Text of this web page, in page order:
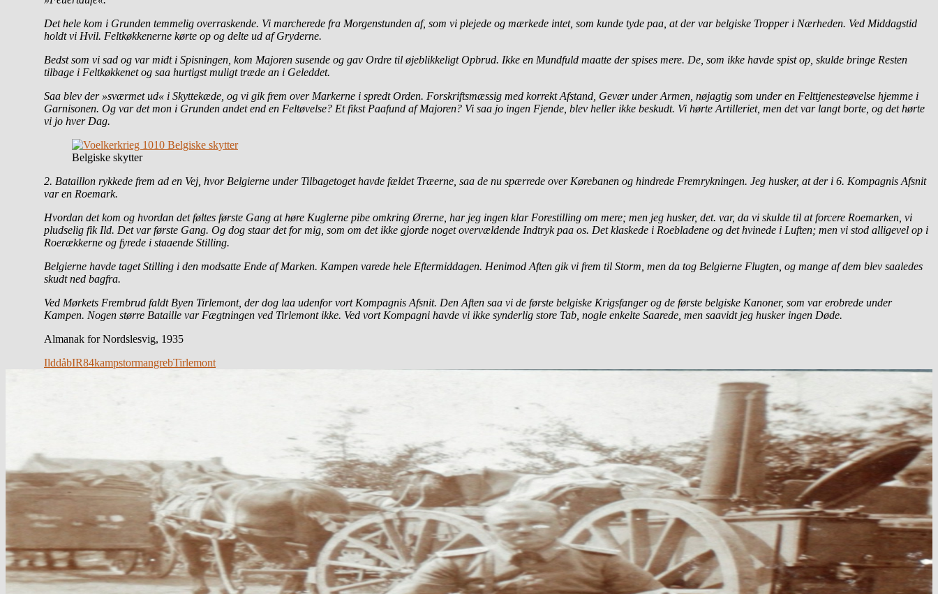
Det hele kom i Grunden temmelig overraskende. Vi marcherede fra Morgenstunden af, som vi plejede og mærkede intet, som kunde tyde paa, at der var belgiske Tropper i Nærheden. Ved Middagstid
holdt vi Hvil. Feltkøkkenerne kørte op og delte ud af Gryderne.
Bedst som vi sad og var midt i Spisningen, kom Majoren susende og gav Ordre til øjeblikkeligt Opbrud. Ikke en Mundfuld maatte der spises mere. De, som ikke havde spist op, skulde bringe Resten
tilbage i Feltkøkkenet og saa hurtigst muligt træde an i Geleddet.
Saa blev der »sværmet ud« i Skyttekæde, og vi gik frem over Markerne i spredt Orden. Forskriftsmæssig med korrekt Afstand, Gevær under Armen, nøjagtig som under en Felttjenesteøvelse hjemme i
Garnisonen. Og var det mon i Grunden andet end en Feltøvelse? Et fikst Paafund af Majoren? Vi saa jo ingen Fjende, blev heller ikke beskudt. Vi hørte Artilleriet, men det var langt borte, og det hørte
vi jo hver Dag.
Belgiske skytter
2. Bataillon rykkede frem ad en Vej, hvor Belgierne under Tilbagetoget havde fældet Træerne, saa de nu spærrede over Kørebanen og hindrede Fremrykningen. Jeg husker, at der i 6. Kompagnis Afsnit
var en Roemark.
Hvordan det kom og hvordan det føltes første Gang at høre Kuglerne pibe omkring Ørerne, har jeg ingen klar Forestilling om mere; men jeg husker, det. var, da vi skulde til at forcere Roemarken, vi
pludselig fik Ild. Det var første Gang. Og dog staar det for mig, som om det ikke gjorde noget overvældende Indtryk paa os. Det klaskede i Roebladene og det hvinede i Luften; men vi stod alligevel op i
Roerækkerne og fyrede i staaende Stilling.
Belgierne havde taget Stilling i den modsatte Ende af Marken. Kampen varede hele Eftermiddagen. Henimod Aften gik vi frem til Storm, men da tog Belgierne Flugten, og mange af dem blev saaledes
skudt ned bagfra.
Ved Mørkets Frembrud faldt Byen Tirlemont, der dog laa udenfor vort Kompagnis Afsnit. Den Aften saa vi de første belgiske Krigsfanger og de første belgiske Kanoner, som var erobrede under
Kampen. Nogen større Bataille var Fægtningen ved Tirlemont ikke. Ved vort Kompagni havde vi ikke synderlig store Tab, nogle enkelte Saarede, men saavidt jeg husker ingen Døde.
Almanak for Nordslesvig, 1935
IlddåbIR84kampstormangrebTirlemont